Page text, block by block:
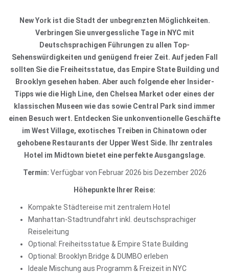
New York ist die Stadt der unbegrenzten Möglichkeiten.
Verbringen Sie unvergessliche Tage in NYC mit
Deutschsprachigen Führungen zu allen Top-
Sehenswürdigkeiten und genügend freier Zeit. Auf jeden Fall
sollten Sie die Freiheitsstatue, das Empire State Building und
Brooklyn gesehen haben. Aber auch folgende eher Insider-
Tipps wie die High Line, den Chelsea Market oder eines der
klassischen Museen wie das sowie Central Park sind immer
einen Besuch wert. Entdecken Sie unkonventionelle Geschäfte
im West Village, exotisches Treiben in Chinatown oder
gehobene Restaurants der Upper West Side. Ihr zentrales
Hotel im Midtown bietet eine perfekte Ausgangslage.
Termin: Verfügbar von Februar 2026 bis Dezember 2026
Höhepunkte Ihrer Reise:
Kompakte Städtereise mit zentralem Hotel
Manhattan-Stadtrundfahrt inkl. deutschsprachiger
Reiseleitung
Optional: Freiheitsstatue & Empire State Building
Optional: Brooklyn Bridge & DUMBO erleben
Ideale Mischung aus Programm & Freizeit in NYC